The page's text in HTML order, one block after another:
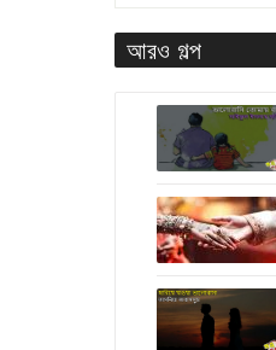
আরও গল্প